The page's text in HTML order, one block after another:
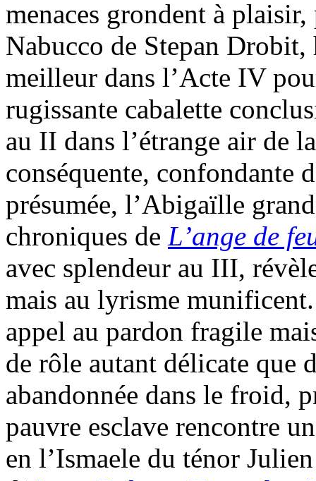
menaces grondent à
Nabucco de Stepan
meilleur dans l’Acte IV
rugissante cabalette
au II dans l’étrange air de
conséquente, confondante
présumée, l’Abigaïlle
chroniques de L’ange de
avec splendeur au III,
mais au lyrisme
appel au pardon fragile
de rôle autant délicate que
abandonnée dans le froid,
pauvre esclave rencontre
en l’Ismaele du ténor